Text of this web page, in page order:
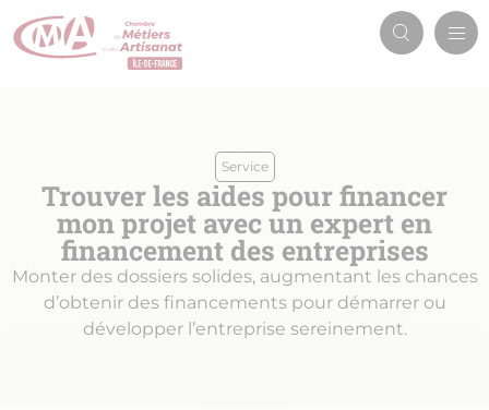
Aller
au
Service
Trouver les aides pour financer
mon projet avec un expert en
financement des entreprises
Monter des dossiers solides, augmentant les chances
d’obtenir des financements pour démarrer ou
développer l’entreprise sereinement.